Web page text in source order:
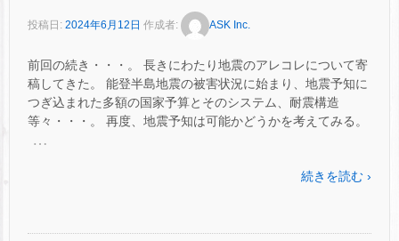
投稿日: 2024年6月12日 作成者: ASK Inc.
前回の続き・・・。 長きにわたり地震のアレコレについて寄
稿してきた。 能登半島地震の被害状況に始まり、地震予知に
つぎ込まれた多額の国家予算とそのシステム、耐震構造
等々・・・。 再度、地震予知は可能かどうかを考えてみる。
…
続きを読む ›